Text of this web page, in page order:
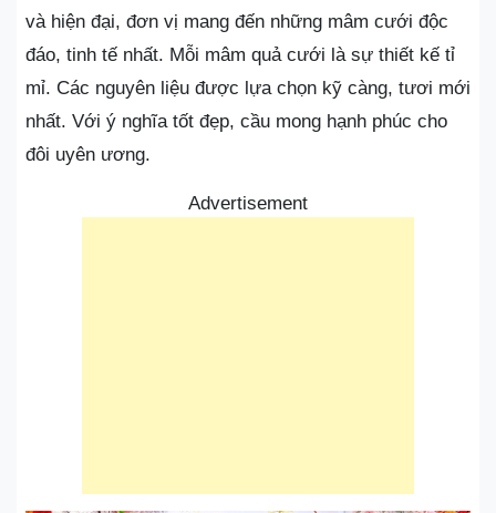
và hiện đại, đơn vị mang đến những mâm cưới độc
đáo, tinh tế nhất. Mỗi mâm quả cưới là sự thiết kế tỉ
mỉ. Các nguyên liệu được lựa chọn kỹ càng, tươi mới
nhất. Với ý nghĩa tốt đẹp, cầu mong hạnh phúc cho
đôi uyên ương.
Advertisement